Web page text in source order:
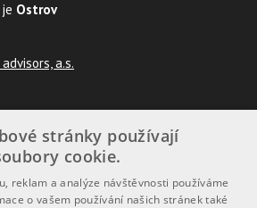
Ostrov
advisors, a.s.
stránky používají
cookie.
reklam a analýze návštěvnosti používáme
o vašem používání našich stránek také